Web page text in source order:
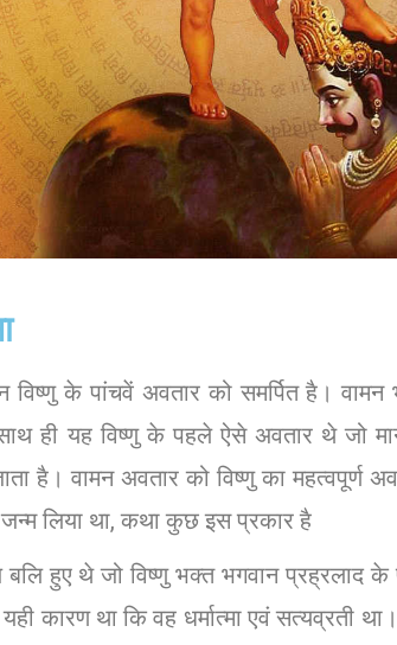
विष्णु के पांचवें अवतार को समर्पित है।
ही यह विष्णु के पहले ऐसे अवतार थे जो
है। वामन अवतार को विष्णु का महत्वपूर्ण
जन्म लिया था, कथा कुछ इस प्रकार है
बलि हुए थे जो विष्णु भक्त भगवान प्रह्रलाद के
यही कारण था कि वह धर्मात्मा एवं